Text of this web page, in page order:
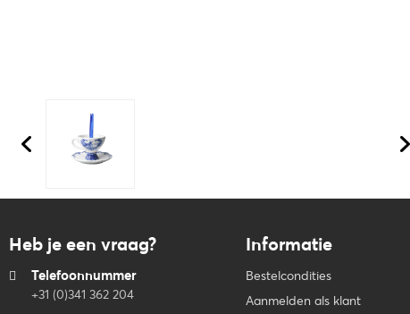
Heb je een vraag?
Telefoonnummer
+31 (0)341 362 204
Informatie
Bestelcondities
Aanmelden als klant